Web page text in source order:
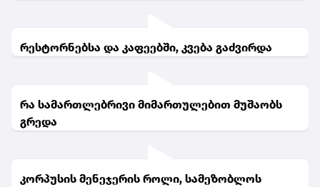
რესტორნებსა და კაფეებში, კვება გაძვირდა
რა სამართლებრივი მიმართულებით მუშაობს
გრედა
კორპუსის მენეჯერის როლი, სამეზობლოს